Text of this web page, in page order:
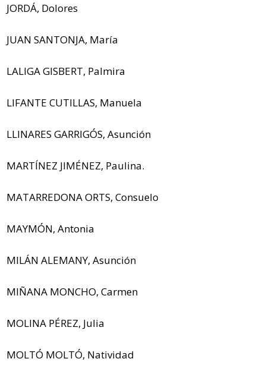
JORDÁ, Dolores
JUAN SANTONJA, María
LALIGA GISBERT, Palmira
LIFANTE CUTILLAS, Manuela
LLINARES GARRIGÓS, Asunción
MARTÍNEZ JIMÉNEZ, Paulina.
MATARREDONA ORTS, Consuelo
MAYMÓN, Antonia
MILÁN ALEMANY, Asunción
MIÑANA MONCHO, Carmen
MOLINA PÉREZ, Julia
MOLTÓ MOLTÓ, Natividad